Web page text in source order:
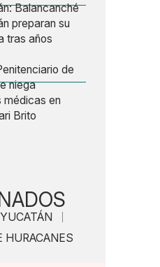
Balancanché
preparan su
tras años
de
niega
médicas en
Brito
HURACANES